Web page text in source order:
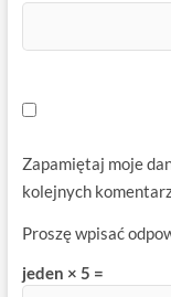
Zapamiętaj moje
kolejnych
Proszę wpisać
jeden × 5 =